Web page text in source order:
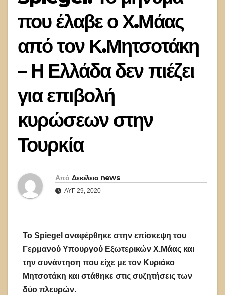
που έλαβε ο Χ.Μάας
από τον Κ.Μητσοτάκη
– Η Ελλάδα δεν πιέζει
για επιβολή
κυρώσεων στην
Τουρκία
Από Δεκέλεια news
ΑΥΓ 29, 2020
To Spiegel αναφέρθηκε στην επίσκεψη του
Γερμανού Υπουργού Εξωτερικών Χ.Μάας και
την συνάντηση που είχε με τον Κυριάκο
Μητσοτάκη και στάθηκε στις συζητήσεις των
δύο πλευρών.